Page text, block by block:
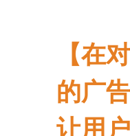
【在
的广
让用